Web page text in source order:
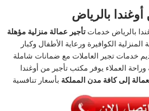
بالرياض
بالرياض خدماتتأجير عمالة منزلية مؤهلة
الكوافيرة ورعاية الأطفال وكبار
خدمات تجير العاملات مع ضمانات شاملة
العملاء يوفر مكتب تأجير من أوغندا
إلى كافة مدن المملكة بأسعار تنافسية